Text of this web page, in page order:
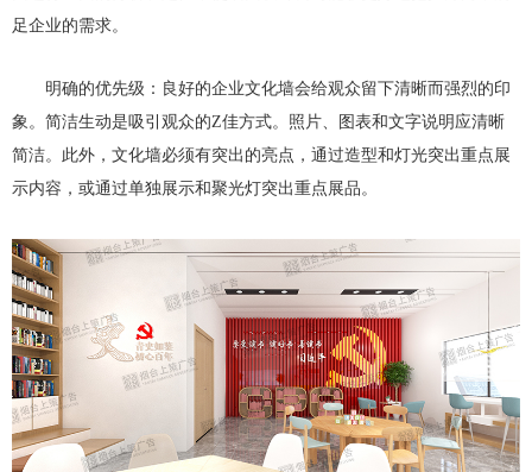
足企业的需求。
明确的优先级：良好的企业文化墙会给观众留下清晰而强烈的印
象。简洁生动是吸引观众的Z佳方式。照片、图表和文字说明应清晰
简洁。此外，文化墙必须有突出的亮点，通过造型和灯光突出重点展
示内容，或通过单独展示和聚光灯突出重点展品。